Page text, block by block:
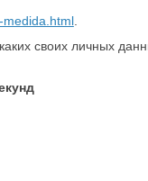
medida.html.
своих личных